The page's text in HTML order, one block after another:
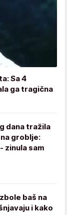
Sa 4
ga tragična
dana tražila
groblje:
zinula sam
baš na
i kako